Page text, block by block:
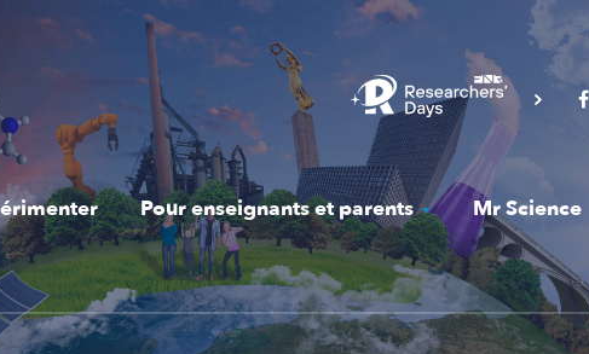
Pour enseignants et parents Mr Science